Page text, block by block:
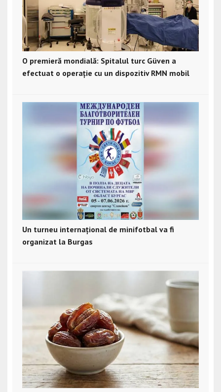
O premieră mondială: Spitalul turc Güven a
efectuat o operație cu un dispozitiv RMN mobil
Un turneu internațional de minifotbal va fi
organizat la Burgas